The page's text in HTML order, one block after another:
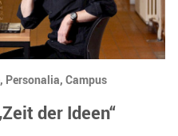
Personalia, Campus
der Ideen“